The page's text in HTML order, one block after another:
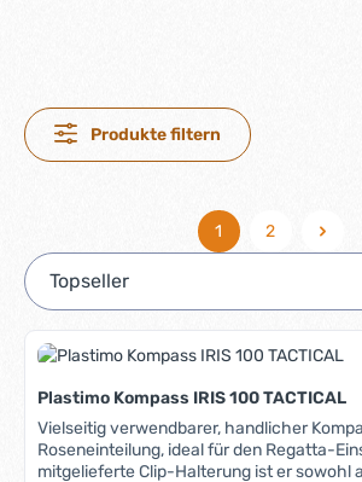
Produkte filtern
Seite
1
Seite
2
Plastimo Kompass IRIS 100 TACTICAL
Vielseitig verwendbarer, handlicher
Roseneinteilung, ideal für den Regatta-
mitgelieferte Clip-Halterung ist er sowohl